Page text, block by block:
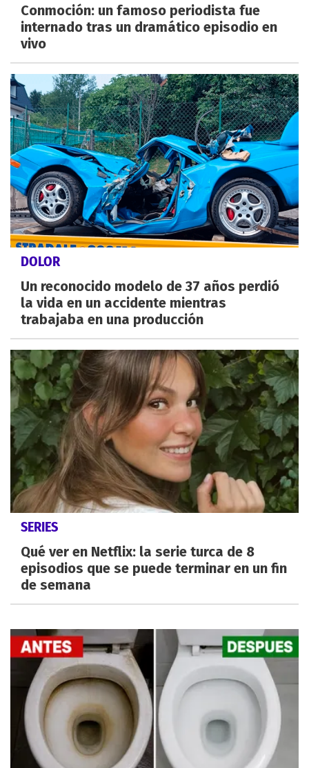
Conmoción: un famoso periodista fue
internado tras un dramático episodio en
vivo
DOLOR
Un reconocido modelo de 37 años perdió
la vida en un accidente mientras
trabajaba en una producción
SERIES
Qué ver en Netflix: la serie turca de 8
episodios que se puede terminar en un fin
de semana